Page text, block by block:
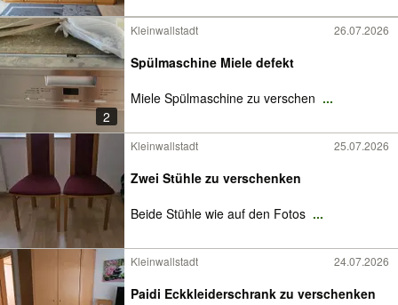
2
Kleinwallstadt 26.07.2026
Spülmaschine Miele defekt
Miele Spülmaschine zu verschen ...
Kleinwallstadt 25.07.2026
Zwei Stühle zu verschenken
Beide Stühle wie auf den Fotos ...
Kleinwallstadt 24.07.2026
Paidi Eckkleiderschrank zu verschenken